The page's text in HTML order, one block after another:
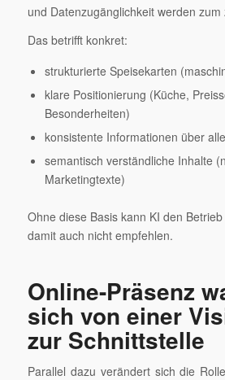
und Datenzugänglichkeit werden
Das betrifft konkret:
strukturierte Speisekarten
klare Positionierung (Küche,
Besonderheiten)
konsistente Informationen über
semantisch verständliche Inhalte
Marketingtexte)
Ohne diese Basis kann KI den
damit auch nicht empfehlen.
Online-Präsenz
sich von einer
zur Schnittstelle
Parallel dazu verändert sich die